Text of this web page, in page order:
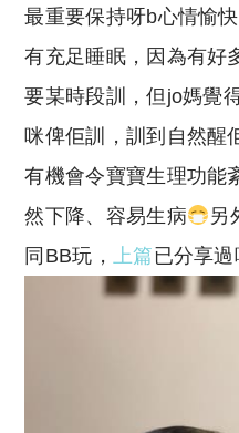
最重要保持呀b心情愉
有充足睡眠，因為有好
要某時段訓，但jo媽覺
咪俾佢訓，訓到自然醒
有機會令寶寶生理功能
然下降、容易生病
另
同BB玩，
上篇已分享